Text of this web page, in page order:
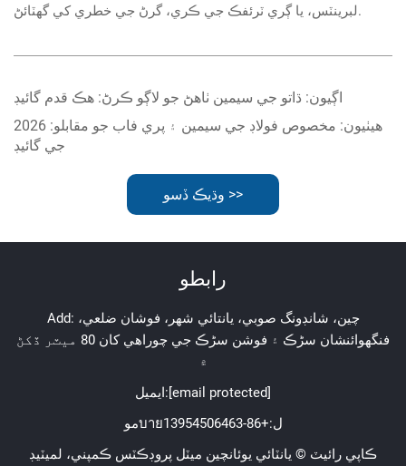
لبرينٽس، يا ڳري ٽرئفڪ جي ڪري، گرڻ جي خطري کي گهٽائڻ.
اڳيون: ڌاتو جي سيمين ٺاهڻ جو لاڳو ڪرڻ: هڪ قدم گائيڊ
هيٺيون:
مخصوص فولاڊ جي سيمين ۽ پري فاب جو مقابلو: 2026
جي گائيڊ
وڌيڪ ڏسو >>
رابطو
Add: چين، شانڊونگ صوبي، يانتائي شهر، فوشان ضلعي،
فنگهوائنشان سڑڪ ۽ فوشن سڑڪ جي چوراھي کان 80 ميٽر ڏکڻ
۾
ايميل:[email protected]
موบายل:+86-13954506463
ڪاپي رائيٽ © يانٽائي يوئانچين ميٽل پروڊڪٽس ڪمپني، لميٽيڊ